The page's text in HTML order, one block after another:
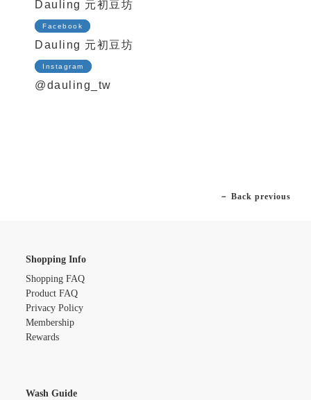
Dauling 元初豆坊
Facebook
Dauling 元初豆坊
Instagram
@dauling_tw
－ Back previous
Shopping Info
Shopping FAQ
Product FAQ
Privacy Policy
Membership
Rewards
Wash Guide